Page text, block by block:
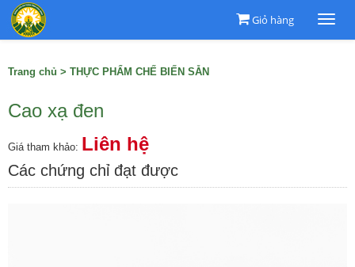
Giỏ hàng
Trang chủ > THỰC PHẨM CHẾ BIẾN SẴN
Cao xạ đen
Giá tham khảo: Liên hệ
Các chứng chỉ đạt được